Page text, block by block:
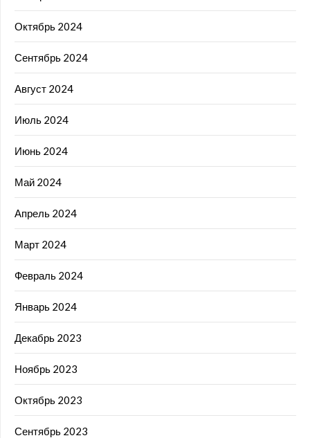
Октябрь 2024
Сентябрь 2024
Август 2024
Июль 2024
Июнь 2024
Май 2024
Апрель 2024
Март 2024
Февраль 2024
Январь 2024
Декабрь 2023
Ноябрь 2023
Октябрь 2023
Сентябрь 2023